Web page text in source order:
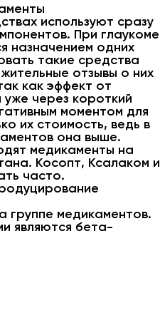
используют сразу
При глаукоме
назначением одних
такие средства
отзывы о них
как эффект от
через короткий
моментом для
их стоимость, ведь в
она выше.
медикаменты на
Косопт, Ксалаком и
часто.
группе медикаментов.
являются бета-